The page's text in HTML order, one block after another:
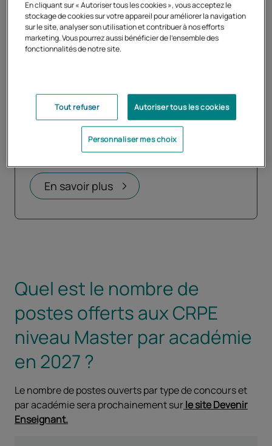
CRPE 2027 : découvrez les
préparations du Cned
En savoir plus
Ouvrir dans un nouvel onglet
Quel est le nombre de
postes offerts aux CRPE
niveau Master par académie
en 2027 ?
Le nombre de postes ouverts par type de concours et
par académie sera prochainement surle site Devenir
Enseignant.
En cliquant sur « Autoriser tous les cookies », vous acceptez le
stockage de cookies sur votre appareil pour améliorer la navigation
sur le site, analyser son utilisation et contribuer à nos efforts
marketing. Vous pourrez aussi bénéficier de l'ensemble des
fonctionnalités de notre site.
Tout refuser Autoriser tous les cookies
Personnaliser mes choix